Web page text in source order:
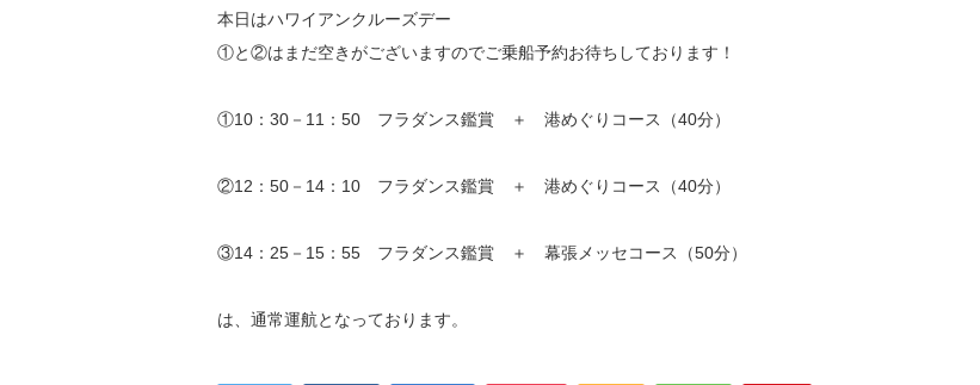
本日はハワイアンクルーズデー
①と②はまだ空きがございますのでご乗船予約お待ちしております！
①10：30－11：50 フラダンス鑑賞 ＋ 港めぐりコース（40分）
②12：50－14：10 フラダンス鑑賞 ＋ 港めぐりコース（40分）
③14：25－15：55 フラダンス鑑賞 ＋ 幕張メッセコース（50分）
は、通常運航となっております。